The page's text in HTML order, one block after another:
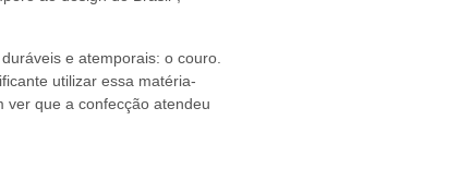
e atemporais: o couro.
utilizar essa matéria-
ver que a confecção atendeu